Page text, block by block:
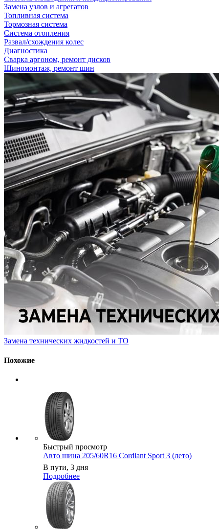
Замена узлов и агрегатов
Топливная система
Тормозная система
Система отопления
Развал/схождения колес
Диагностика
Сварка аргоном, ремонт дисков
Шиномонтаж, ремонт шин
Замена технических жидкостей и ТО
Похожие
Быстрый просмотр
Авто шина 205/60R16 Cordiant Sport 3 (лето)
В пути, 3 дня
Подробнее